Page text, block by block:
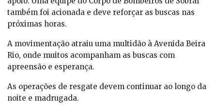
também foi acionada e deve reforçar as buscas nas
próximas horas.
A movimentação atraiu uma multidão à Avenida Beira
Rio, onde muitos acompanham as buscas com
apreensão e esperança.
As operações de resgate devem continuar ao longo da
noite e madrugada.